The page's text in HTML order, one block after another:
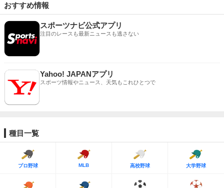
おすすめ情報
スポーツナビ公式アプリ
注目のレースも最新ニュースも逃さない
Yahoo! JAPANアプリ
スポーツ情報やニュース、天気もこれひとつで
種目一覧
プロ野球 MLB 高校野球 大学野球